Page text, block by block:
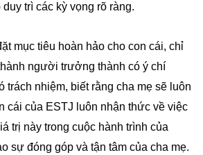
trì các kỳ vọng rõ ràng.
mục tiêu hoàn hảo cho con cái, chỉ
người trưởng thành có ý chí
trách nhiệm, biết rằng cha mẹ sẽ luôn
cái của ESTJ luôn nhận thức về việc
trị này trong cuộc hành trình của
sự đóng góp và tận tâm của cha mẹ.